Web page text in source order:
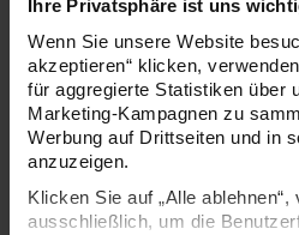
Ihre Privatsphäre ist uns
Wenn Sie unsere Website
akzeptieren“ klicken,
für aggregierte Statistiken über
Marketing-Kampagnen zu
Werbung auf Drittseiten und in
anzuzeigen.
Klicken Sie auf „Alle
ausschließlich, um die
Mehr Informationen zu
Zertifizierung